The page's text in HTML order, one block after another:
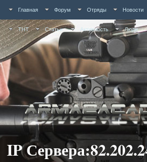
Главная Форум Отряды Новости
ТНТ Статьи Активность Люди
IP